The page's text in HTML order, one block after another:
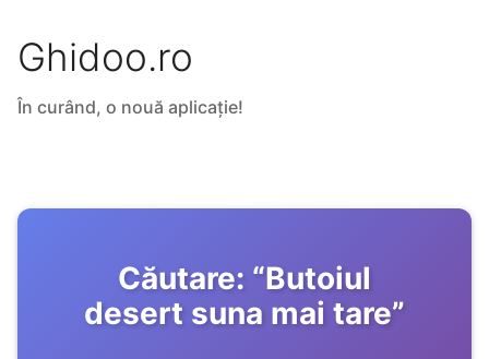
Ghidoo.ro
În curând, o nouă aplicație!
Căutare: “Butoiul
desert suna mai tare”